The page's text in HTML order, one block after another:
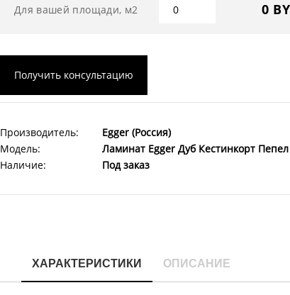
Для вашей площади, м2 0
Получить консультацию
Производитель:
Egger (Россия)
Модель:
Ламинат Egger Дуб Кестинкорт Пепел
Наличие:
Под заказ
ХАРАКТЕРИСТИКИ ОПИСАНИЕ